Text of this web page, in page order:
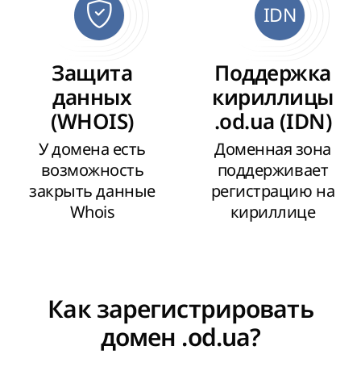
Защита
данных
(WHOIS)
У домена есть
возможность
закрыть данные
Whois
IDN
Поддержка
кириллицы
.od.ua (IDN)
Доменная зона
поддерживает
регистрацию на
кириллице
Как зарегистрировать
домен .od.ua?